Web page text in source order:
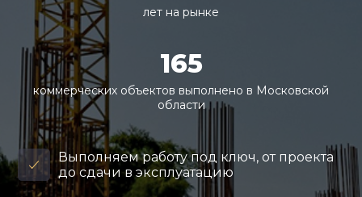
лет на рынке
165
коммерческих объектов выполнено в Московской
области
Выполняем работу под ключ, от проекта
до сдачи в эксплуатацию